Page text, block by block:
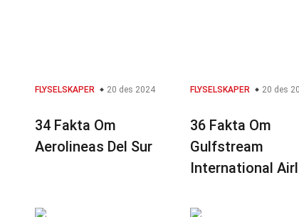
FLYSELSKAPER 20 des 2024
34 Fakta Om
Aerolineas Del Sur
FLYSELSKAPER 20 des
36 Fakta Om
Gulfstream
International